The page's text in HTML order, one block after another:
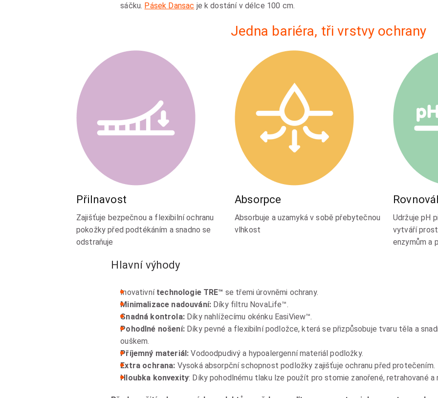
sáčku. Pásek Dansac je k dostání v délce 100 cm.
Jedna bariéra, tři vrstvy ochrany
Přilnavost
Zajišťuje bezpečnou a flexibilní ochranu
pokožky před podtékáním a snadno se
odstraňuje
Absorpce
Absorbuje a uzamyká v sobě přebytečnou
vlhkost
Udržuje pH
vytváří
enzymům a
Hlavní výhody
Inovativní technologie TRE™ se třemi úrovněmi ochrany.
Minimalizace nadouvání: Díky filtru NovaLife™.
Snadná kontrola: Díky nahlížecímu okénku EasiView™.
Pohodlné nošení:Díky pevné a flexibilní podložce, která se přizpůsobuje tvaru těla a
ouškem.
Příjemný materiál: Vodoodpudivý a hypoalergenní materiál podložky.
Extra ochrana: Vysoká absorpční schopnost podložky zajišťuje ochranu před protečením.
Hloubka konvexity: Díky pohodlnému tlaku lze použít pro stomie zanořené, retrahované a